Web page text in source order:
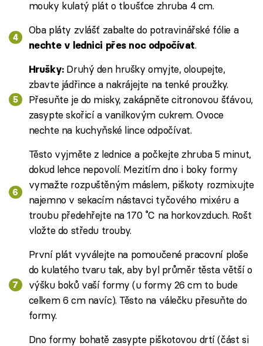
mouky kulatý plát o tloušťce zhruba 4 cm.
Oba pláty zvlášť zabalte do potravinářské fólie a
nechte v lednici přes noc odpočívat.
Hrušky: Druhý den hrušky omyjte, oloupejte,
zbavte jádřince a nakrájejte na tenké proužky.
Přesuňte je do misky, zakápněte citronovou šťávou,
zasypte skořicí a vanilkovým cukrem. Ovoce
nechte na kuchyňské lince odpočívat.
Těsto vyjměte z lednice a počkejte zhruba 5 minut,
dokud lehce nepovolí. Mezitím dno i boky formy
vymažte rozpuštěným máslem, piškoty rozmixujte
najemno v sekacím nástavci tyčového mixéru a
troubu předehřejte na 170 ˚C na horkovzduch. Rošt
vložte do středu trouby.
První plát vyválejte na pomoučené pracovní ploše
do kulatého tvaru tak, aby byl průměr těsta větší o
výšku boků vaší formy (u formy 26 cm to bude
celkem 6 cm navíc). Těsto na válečku přesuňte do
formy.
Dno formy bohatě zasypte piškotovou drtí (část si